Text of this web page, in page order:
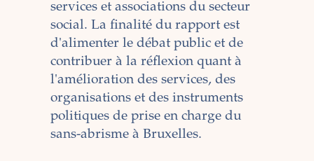
services et associations du secteur
social. La finalité du rapport est
d'alimenter le débat public et de
contribuer à la réflexion quant à
l'amélioration des services, des
organisations et des instruments
politiques de prise en charge du
sans-abrisme à Bruxelles.